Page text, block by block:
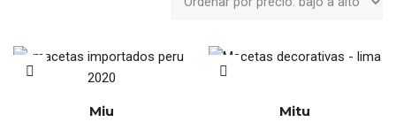
Miu Mitu